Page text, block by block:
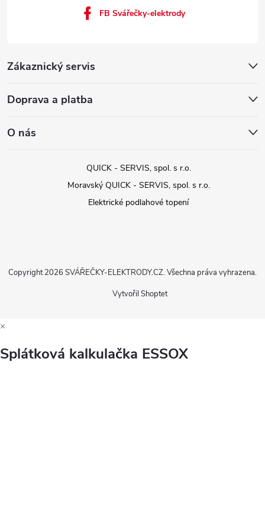
Zákaznický servis
Doprava a platba
O nás
FB Svářečky-elektrody
QUICK - SERVIS, spol. s r.o.
Moravský QUICK - SERVIS, spol. s r.o.
Elektrické podlahové topení
Vytvořil Shoptet
Copyright 2026 SVÁŘEČKY-ELEKTRODY.CZ. Všechna práva vyhrazena.
×
Splátková kalkulačka ESSOX